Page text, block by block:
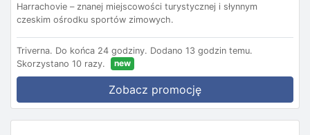
Harrachovie – znanej miejscowości turystycznej i słynnym
czeskim ośrodku sportów zimowych.
Triverna. Do końca 24 godziny. Dodano 13 godzin temu.
Skorzystano 10 razy.
new
Zobacz promocję